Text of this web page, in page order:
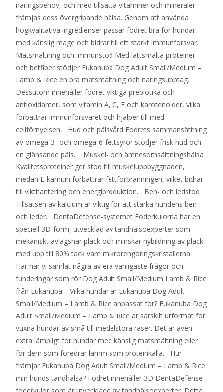
näringsbehov, och med tillsatta vitaminer och mineraler
främjas dess övergripande hälsa. Genom att använda
högkvalitativa ingredienser passar fodret bra för hundar
med känslig mage och bidrar till ett starkt immunförsvar.
Matsmältning och immunstöd Med lättsmälta proteiner
och betfiber stödjer Eukanuba Dog Adult Small/Medium –
Lamb & Rice en bra matsmältning och näringsupptag.
Dessutom innehåller fodret viktiga prebiotika och
antioxidanter, som vitamin A, C, E och karotenoider, vilka
förbättrar immunförsvaret och hjälper till med
cellförnyelsen. Hud och pälsvård Fodrets sammansättning
av omega-3- och omega-6-fettsyror stödjer frisk hud och
en glänsande päls. Muskel- och ämnesomsättningshälsa
Kvalitetsproteiner ger stöd till muskeluppbyggnaden,
medan L-karnitin förbättrar fettförbränningen, vilket bidrar
till vikthantering och energiproduktion. Ben- och ledstöd
Tillsatsen av kalcium är viktig för att stärka hundens ben
och leder. DentaDefense-systemet Foderkulorna har en
speciell 3D-form, utvecklad av tandhälsoexperter som
mekaniskt avlägsnar plack och minskar nybildning av plack
med upp till 80% tack vare mikrorengöringskristallerna.
Här har vi samlat några av era vanligaste frågor och
funderingar som rör Dog Adult Small/Medium Lamb & Rice
från Eukanuba: Vilka hundar är Eukanuba Dog Adult
Small/Medium – Lamb & Rice anpassat för? Eukanuba Dog
Adult Small/Medium – Lamb & Rice är särskilt utformat för
vuxna hundar av små till medelstora raser. Det är även
extra lämpligt för hundar med känslig matsmältning eller
för dem som föredrar lamm som proteinkälla. Hur
främjar Eukanuba Dog Adult Small/Medium – Lamb & Rice
min hunds tandhälsa? Fodret innehåller 3D DentaDefense-